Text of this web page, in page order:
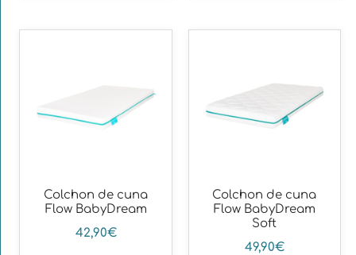
Colchon de cuna
Flow BabyDream
42,90€
Colchon de cuna
Flow BabyDream
Soft
49,90€